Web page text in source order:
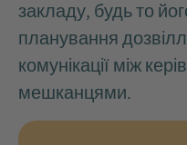
закладу, будь то
планування
комунікації між
мешканцями.